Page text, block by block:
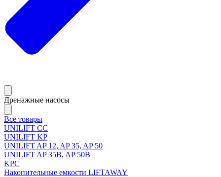
Дренажные насосы
Все товары
UNILIFT CC
UNILIFT KP
UNILIFT AP 12, AP 35, AP 50
UNILIFT AP 35B, AP 50B
KPC
Накопительные емкости LIFTAWAY